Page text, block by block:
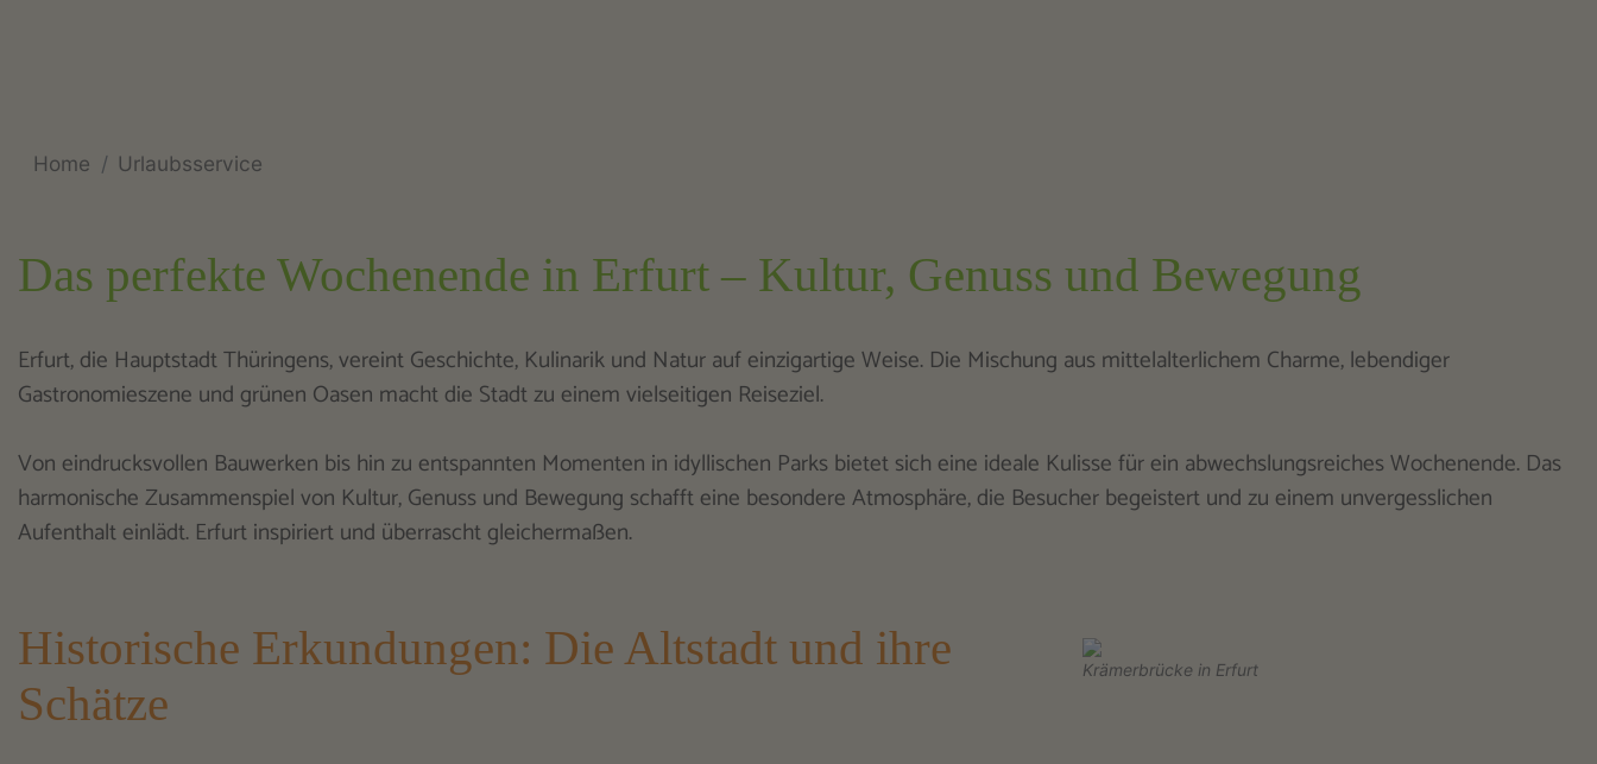
Home Urlaubsservice
Das perfekte Wochenende in Erfurt – Kultur, Genuss und Bewegung
Erfurt, die Hauptstadt Thüringens, vereint Geschichte, Kulinarik und Natur auf einzigartige Weise. Die Mischung aus mittelalterlichem Charme, lebendiger
Gastronomieszene und grünen Oasen macht die Stadt zu einem vielseitigen Reiseziel.
Von eindrucksvollen Bauwerken bis hin zu entspannten Momenten in idyllischen Parks bietet sich eine ideale Kulisse für ein abwechslungsreiches Wochenende. Das
harmonische Zusammenspiel von Kultur, Genuss und Bewegung schafft eine besondere Atmosphäre, die Besucher begeistert und zu einem unvergesslichen
Aufenthalt einlädt. Erfurt inspiriert und überrascht gleichermaßen.
Historische Erkundungen: Die Altstadt und ihre
Schätze
Krämerbrücke in Erfurt